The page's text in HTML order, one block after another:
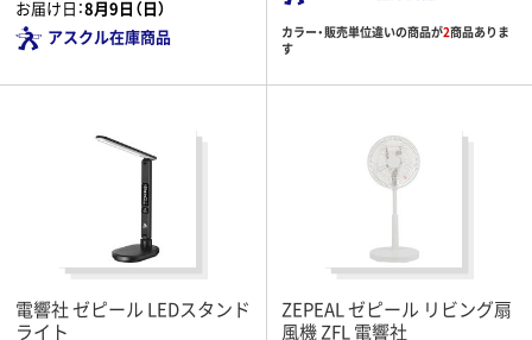
お届け日：8月9日（日）
アスクル在庫商品
カラー・販売単位違いの商品が2商品ありま
す
電響社 ゼピール LEDスタンド
ライト
ZEPEAL ゼピール リビング扇
風機 ZFL 電響社